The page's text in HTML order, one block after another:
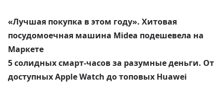
«Лучшая покупка в этом году». Хитовая
посудомоечная машина Midea подешевела на
Маркете
5 солидных смарт-часов за разумные деньги. От
доступных Apple Watch до топовых Huawei